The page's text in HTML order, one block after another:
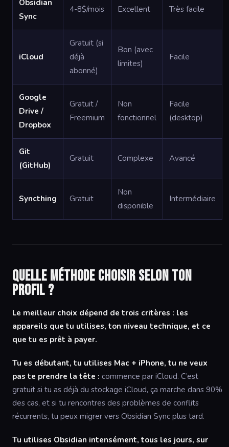
Obsidian
Sync
4-8$/mois Excellent Très facile
iCloud
Gratuit (si
déjà
abonné)
Bon (avec
limites)
Facile
Google
Drive /
Dropbox
Gratuit /
Freemium
Non
fonctionnel
Facile
(desktop)
Git
(GitHub)
Gratuit Complexe Avancé
Syncthing Gratuit
Non
disponible
Intermédiaire
Quelle méthode choisir selon ton
profil ?
Le meilleur choix dépend de trois critères : les
appareils que tu utilises, ton niveau technique, et ce
que tu es prêt à payer.
Tu es débutant, tu utilises Mac + iPhone, tu ne veux
pas te prendre la tête : commence par iCloud. C’est
gratuit si tu as déjà du stockage iCloud, ça marche dans 90%
des cas, et si tu rencontres des problèmes de conflits
récurrents, tu peux migrer vers Obsidian Sync plus tard.
Tu utilises Obsidian intensément, tous les jours, sur